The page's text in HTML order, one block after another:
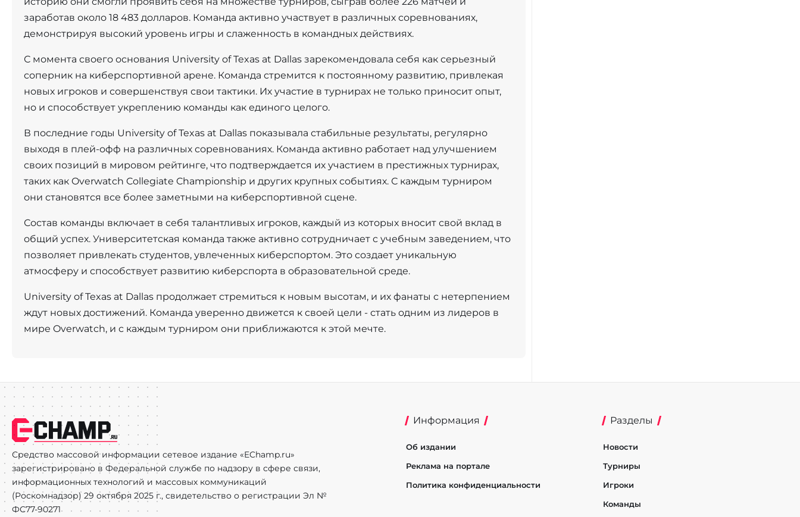
заработав около 18 483 долларов. Команда активно участвует в различных соревнованиях,
демонстрируя высокий уровень игры и слаженность в командных действиях.
С момента своего основания University of Texas at Dallas зарекомендовала себя как серьезный
соперник на киберспортивной арене. Команда стремится к постоянному развитию, привлекая
новых игроков и совершенствуя свои тактики. Их участие в турнирах не только приносит опыт,
но и способствует укреплению команды как единого целого.
В последние годы University of Texas at Dallas показывала стабильные результаты, регулярно
выходя в плей-офф на различных соревнованиях. Команда активно работает над улучшением
своих позиций в мировом рейтинге, что подтверждается их участием в престижных турнирах,
таких как Overwatch Collegiate Championship и других крупных событиях. С каждым турниром
они становятся все более заметными на киберспортивной сцене.
Состав команды включает в себя талантливых игроков, каждый из которых вносит свой вклад в
общий успех. Университетская команда также активно сотрудничает с учебным заведением, что
позволяет привлекать студентов, увлеченных киберспортом. Это создает уникальную
атмосферу и способствует развитию киберспорта в образовательной среде.
University of Texas at Dallas продолжает стремиться к новым высотам, и их фанаты с нетерпением
ждут новых достижений. Команда уверенно движется к своей цели - стать одним из лидеров в
мире Overwatch, и с каждым турниром они приближаются к этой мечте.
Средство массовой информации сетевое издание «EChamp.ru»
зарегистрировано в Федеральной службе по надзору в сфере связи,
информационных технологий и массовых коммуникаций
(Роскомнадзор) 29 октября 2025 г., свидетельство о регистрации Эл №
ФС77-90271
Информация
Об издании
Реклама на портале
Политика конфиденциальности
Разделы
Новости
Турниры
Игроки
Команды